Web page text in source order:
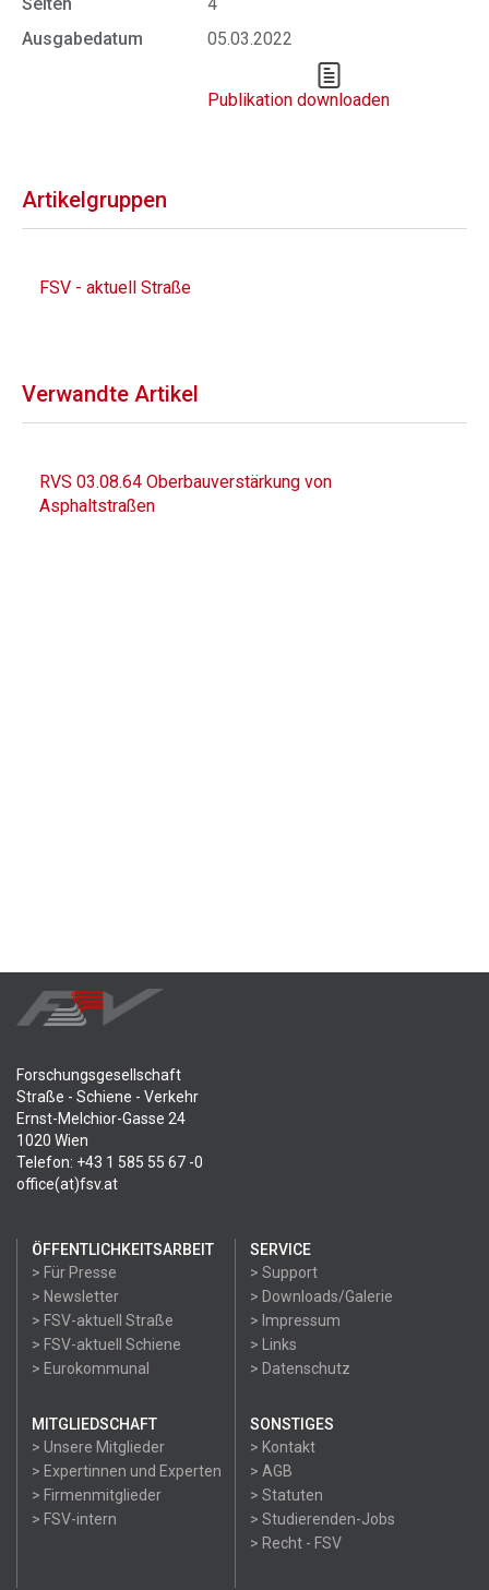
Ausgabedatum
05.03.2022
Publikation downloaden
Artikelgruppen
FSV - aktuell Straße
Verwandte Artikel
RVS 03.08.64 Oberbauverstärkung von
Asphaltstraßen
Forschungsgesellschaft
Straße - Schiene - Verkehr
Ernst-Melchior-Gasse 24
1020 Wien
Telefon: +43 1 585 55 67 -0
office(at)fsv.at
ÖFFENTLICHKEITSARBEIT
> Für Presse
> Newsletter
> FSV-aktuell Straße
> FSV-aktuell Schiene
> Eurokommunal
SERVICE
> Support
> Downloads/Galerie
> Impressum
> Links
> Datenschutz
MITGLIEDSCHAFT
> Unsere Mitglieder
> Expertinnen und Experten
> Firmenmitglieder
> FSV-intern
SONSTIGES
> Kontakt
> AGB
> Statuten
> Studierenden-Jobs
> Recht - FSV